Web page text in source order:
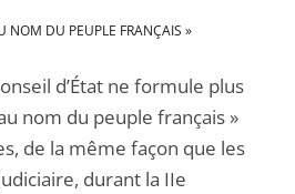
NOM DU PEUPLE FRANÇAIS »
d’État ne formule plus
nom du peuple français »
de la même façon que les
durant la IIe